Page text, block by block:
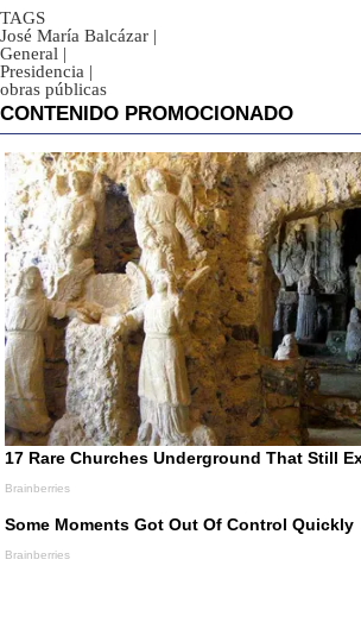
TAGS
José María Balcázar |
General |
Presidencia |
obras públicas